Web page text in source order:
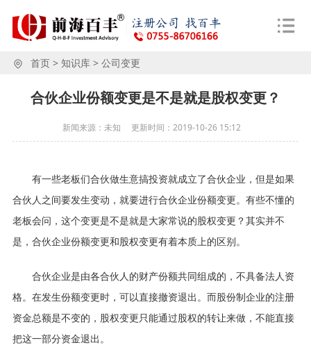
首页> 知识库> 公司变更
合伙企业份额变更是不是就是股权变更？
新闻来源：未知 更新时间： 2019-10-26 15:12
有一些老板们合伙做生意搞投资就成立了合伙企业，但是如果
合伙人之间要发生变动，就要进行合伙企业份额变更。有些不懂的
老板会问，这个变更是不是就是大家常说的股权变更？其实并不
是，合伙企业份额变更和股权变更有着本质上的区别。
合伙企业是由各合伙人的财产份额共同组成的，不具备法人资
格。在发生份额变更时，可以直接撤资退出。而股份制企业的注册
资金总额是不变的，股权变更只能通过股权的转让来做，不能直接
把这一部分资金退出。